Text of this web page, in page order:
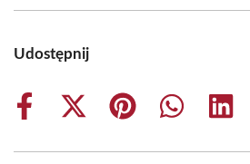
Udostępnij
Share
Share
(Twitter)
Share
Share
Share